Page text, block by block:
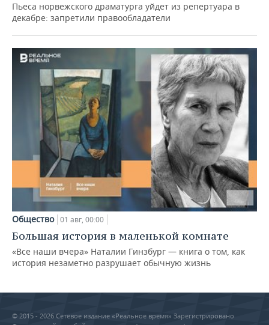
Пьеса норвежского драматурга уйдет из репертуара в
декабре: запретили правообладатели
Общество 01 авг, 00:00
Большая история в маленькой комнате
«Все наши вчера» Наталии Гинзбург — книга о том, как
история незаметно разрушает обычную жизнь
© 2015 - 2026 Сетевое издание «Реальное время» Зарегистрировано